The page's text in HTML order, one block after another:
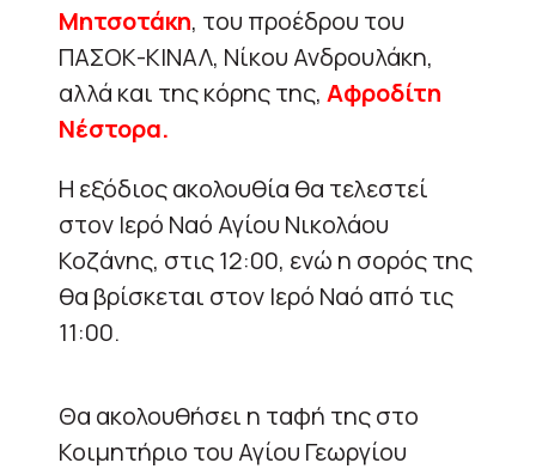
Μητσοτάκη, του προέδρου του
ΠΑΣΟΚ-ΚΙΝΑΛ, Νίκου Ανδρουλάκη,
αλλά και της κόρης της, Αφροδίτη
Νέστορα.
Η εξόδιος ακολουθία θα τελεστεί
στον Ιερό Ναό Αγίου Νικολάου
Κοζάνης, στις 12:00, ενώ η σορός της
θα βρίσκεται στον Ιερό Ναό από τις
11:00.
Θα ακολουθήσει η ταφή της στο
Κοιμητήριο του Αγίου Γεωργίου